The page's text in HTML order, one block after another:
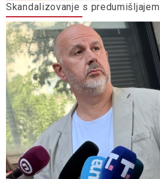
Skandalizovanje s predumišljajem